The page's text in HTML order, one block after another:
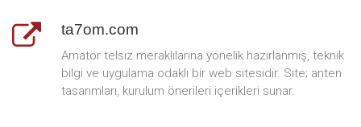
ta7om.com
Amatör telsiz meraklılarına yönelik hazırlanmış, teknik
bilgi ve uygulama odaklı bir web sitesidir. Site; anten
tasarımları, kurulum önerileri içerikleri sunar.